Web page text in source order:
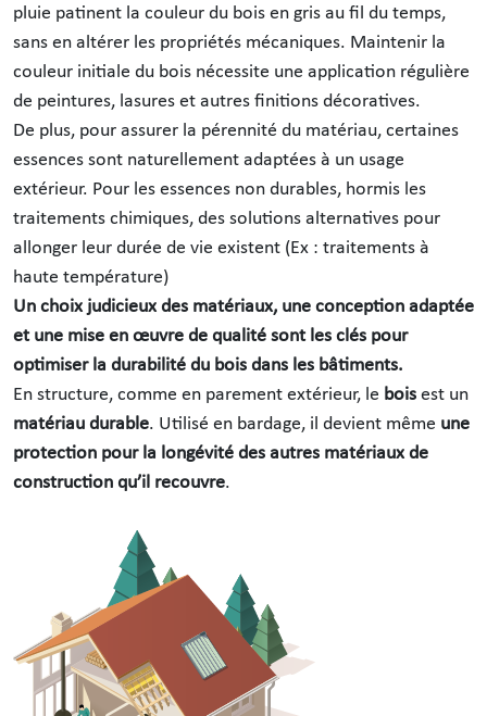
pluie patinent la couleur du bois en gris au fil du temps,
sans en altérer les propriétés mécaniques. Maintenir la
couleur initiale du bois nécessite une application régulière
de peintures, lasures et autres finitions décoratives.
De plus, pour assurer la pérennité du matériau, certaines
essences sont naturellement adaptées à un usage
extérieur. Pour les essences non durables, hormis les
traitements chimiques, des solutions alternatives pour
allonger leur durée de vie existent (Ex : traitements à
haute température)
Un choix judicieux des matériaux, une conception adaptée
et une mise en œuvre de qualité sont les clés pour
optimiser la durabilité du bois dans les bâtiments.
En structure, comme en parement extérieur, le bois est un
matériau durable. Utilisé en bardage, il devient même une
protection pour la longévité des autres matériaux de
construction qu’il recouvre.